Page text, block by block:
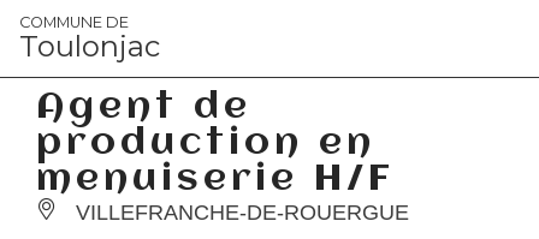
Panneau de gestion des cookies
COMMUNE DE
Toulonjac
Agent de
production en
menuiserie H/F
VILLEFRANCHE-DE-ROUERGUE